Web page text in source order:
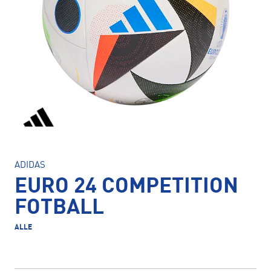
ADIDAS
EURO 24 COMPETITION
FOTBALL
ALLE